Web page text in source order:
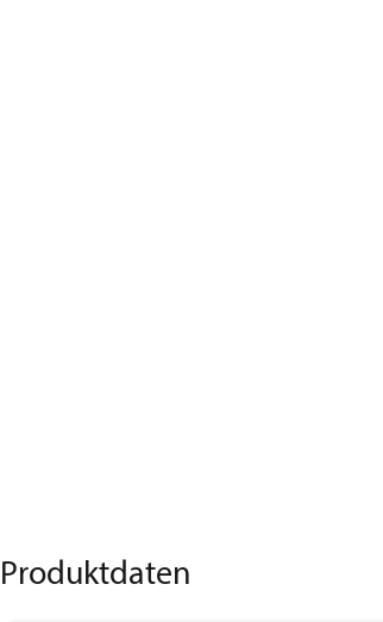
Produktdaten